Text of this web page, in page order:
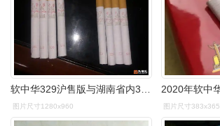
图片尺寸1280x960 图片尺寸383x365